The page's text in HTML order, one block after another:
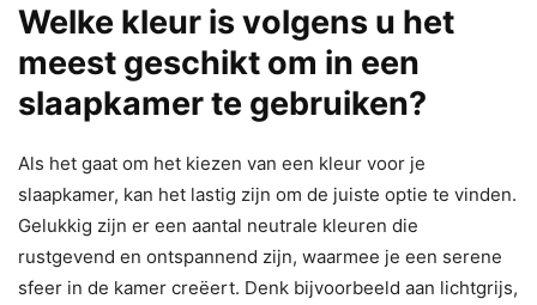
Welke kleur is volgens u het
meest geschikt om in een
slaapkamer te gebruiken?
Als het gaat om het kiezen van een kleur voor je
slaapkamer, kan het lastig zijn om de juiste optie te vinden.
Gelukkig zijn er een aantal neutrale kleuren die
rustgevend en ontspannend zijn, waarmee je een serene
sfeer in de kamer creëert. Denk bijvoorbeeld aan lichtgrijs,